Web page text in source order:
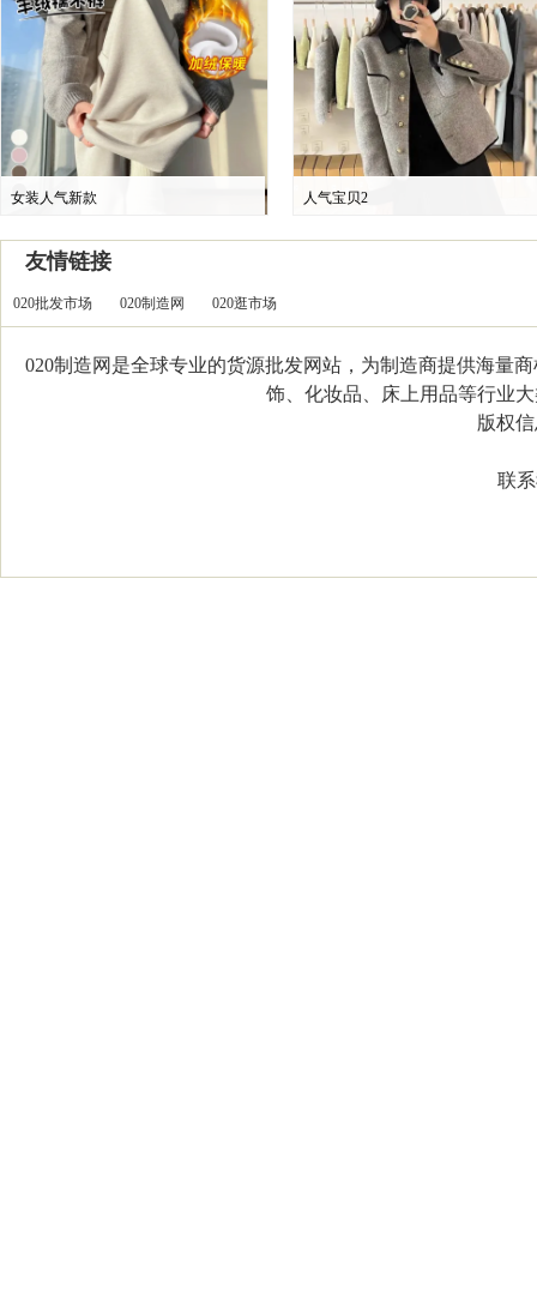
女装人气新款 人气宝贝2
友情链接
020批发市场 020制造网 020逛市场
020制造网是全球专业的货源批发网站，为制造商提供海量
饰、化妆品、床上用品等行业
版权信
联